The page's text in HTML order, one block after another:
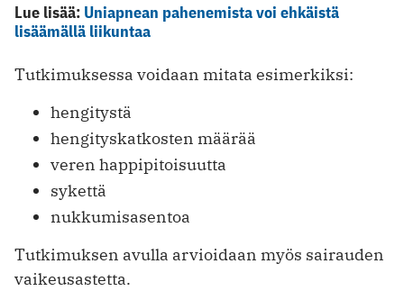
Lue lisää: Uniapnean pahenemista voi ehkäistä
lisäämällä liikuntaa
Tutkimuksessa voidaan mitata esimerkiksi:
hengitystä
hengityskatkosten määrää
veren happipitoisuutta
sykettä
nukkumisasentoa
Tutkimuksen avulla arvioidaan myös sairauden
vaikeusastetta.